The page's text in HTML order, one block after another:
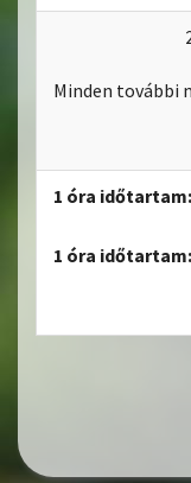
Minden további
1 óra
1 óra